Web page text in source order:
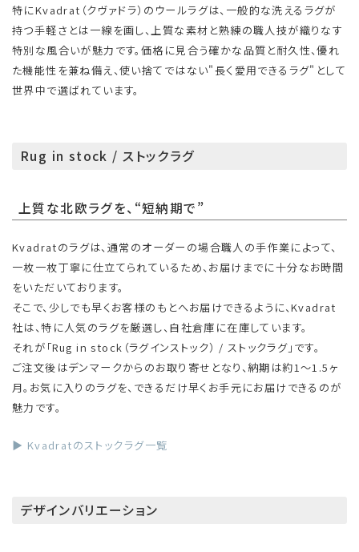
特にKvadrat（クヴァドラ）のウールラグは、一般的な洗えるラグが
持つ手軽さとは一線を画し、上質な素材と熟練の職人技が織りなす
特別な風合いが魅力です。価格に見合う確かな品質と耐久性、優れ
た機能性を兼ね備え、使い捨てではない"長く愛用できるラグ"として
世界中で選ばれています。
Rug in stock / ストックラグ
上質な北欧ラグを、“短納期で”
Kvadratのラグは、通常のオーダーの場合職人の手作業によって、
一枚一枚丁寧に仕立てられているため、お届けまでに十分なお時間
をいただいております。
そこで、少しでも早くお客様のもとへお届けできるように、Kvadrat
社は、特に人気のラグを厳選し、自社倉庫に在庫しています。
それが「Rug in stock（ラグインストック） / ストックラグ」です。
ご注文後はデンマークからのお取り寄せとなり、納期は約1〜1.5ヶ
月。お気に入りのラグを、できるだけ早くお手元にお届けできるのが
魅力です。
▶ Kvadratのストックラグ一覧
デザインバリエーション